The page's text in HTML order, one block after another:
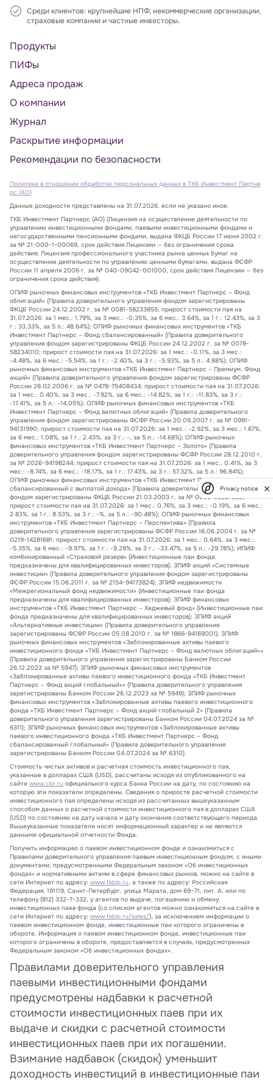
Среди клиентов: крупнейшие НПФ, некоммерческие организации,
страховые компании и частные инвесторы.
Продукты
ПИФы
Адреса продаж
О компании
Журнал
Раскрытие информации
Рекомендации по безопасности
Политика в отношении обработки персональных данных в ТКБ Инвестмент Партне
рс (АО)
Данные доходности представлены на 31.07.2026, если не указано иное.
ТКБ Инвестмент Партнерс (АО) (Лицензия на осуществление деятельности по
управлению инвестиционными фондами, паевыми инвестиционными фондами и
негосударственными пенсионными фондами, выдана ФКЦБ России 17 июня 2002 г.
за № 21-000-1-00069, срок действия Лицензии — без ограничения срока
действия; Лицензия профессионального участника рынка ценных бумаг на
осуществление деятельности по управлению ценными бумагами, выдана ФСФР
России 11 апреля 2006 г. за № 040-09042-001000, срок действия Лицензии — без
ограничения срока действия).
ОПИФ рыночных финансовых инструментов «ТКБ Инвестмент Партнерс – Фонд
облигаций» (Правила доверительного управления фондом зарегистрированы
ФКЦБ России 24.12.2002 г. за № 0081-58233855; прирост стоимости пая на
31.07.2026: за 1 мес.: 1.79%, за 3 мес.: -0.35%, за 6 мес.: 3.64%, за 1 г.: 12.43%, за 3
г.: 33.33%, за 5 л.: 48.64%); ОПИФ рыночных финансовых инструментов «ТКБ
Инвестмент Партнерс – Фонд сбалансированный» (Правила доверительного
управления фондом зарегистрированы ФКЦБ России 24.12.2002 г. за № 0078-
58234010; прирост стоимости пая на 31.07.2026: за 1 мес.: -0.11%, за 3 мес.:
-4.48%, за 6 мес.: -5.54%, за 1 г.: -2.40%, за 3 г.: -5.93%, за 5 л.: 4.88%); ОПИФ
рыночных финансовых инструментов «ТКБ Инвестмент Партнерс – Премиум. Фонд
акций» (Правила доверительного управления фондом зарегистрированы ФСФР
России 28.02.2006 г. за № 0478-75408434; прирост стоимости пая на 31.07.2026:
за 1 мес.: 0.40%, за 3 мес.: -7.92%, за 6 мес.: -14.82%, за 1 г.: -11.83%, за 3 г.:
-17.41%, за 5 л.: -14.05%); ОПИФ рыночных финансовых инструментов «ТКБ
Инвестмент Партнерс – Фонд валютных облигаций» (Правила доверительного
управления фондом зарегистрированы ФСФР России 20.09.2007 г. за № 0991-
94131990; прирост стоимости пая на 31.07.2026: за 1 мес.: -2.92%, за 3 мес.: 1.67%,
за 6 мес.: 1.08%, за 1 г.: 2.43%, за 3 г.: -, за 5 л.: -14.68%); ОПИФ рыночных
финансовых инструментов «ТКБ Инвестмент Партнерс – Золото» (Правила
доверительного управления фондом зарегистрированы ФСФР России 28.12.2010 г.
за № 2026-94198244; прирост стоимости пая на 31.07.2026: за 1 мес.: 0.41%, за 3
мес.: -8.74%, за 6 мес.: -18.17%, за 1 г.: 17.43%, за 3 г.: 57.32%, за 5 л.: 96.84%);
ОПИФ рыночных финансовых инструментов «ТКБ Инвестмент Партнерс – Фонд
сбалансированный с выплатой дохода» (Правила доверительного управления
фондом зарегистрированы ФКЦБ России 21.03.2003 г. за № 0096-58227323;
прирост стоимости пая на 31.07.2026: за 1 мес.: 0.76%, за 3 мес.: -0.19%, за 6 мес.:
2.83%, за 1 г.: 8.53%, за 3 г.: -%, за 5 л.: -90.48%); ОПИФ рыночных финансовых
инструментов «ТКБ Инвестмент Партнерс – Перспектива» (Правила
доверительного управления зарегистрированы ФСФР России 16.06.2004 г. за №
0219-14281681; прирост стоимости пая на 31.07.2026: за 1 мес.: 0.64%, за 3 мес.:
-5.35%, за 6 мес.: -9.97%, за 1 г.: -9.28%, за 3 г.: -33.47%, за 5 л.: -29.78%); ИПИФ
комбинированный «Страховой резерв» (Инвестиционные паи фонда
предназначены для квалифицированных инвесторов); ЗПИФ акций «Системные
инвестиции» (Правила доверительного управления фондом зарегистрированы
ФСФР России 15.06.2011 г. за № 2154-94173824); ЗПИФ недвижимости
«Межрегиональный фонд недвижимости» (Инвестиционные паи фонда
предназначены для квалифицированных инвесторов); ЗПИФ финансовых
инструментов «ТКБ Инвестмент Партнерс – Хеджевый фонд» (Инвестиционные паи
фонда предназначены для квалифицированных инвесторов); ЗПИФ акций
«Альтернативные инвестиции» (Правила доверительного управления
зарегистрированы ФСФР России 05.08.2010 г. за № 1866-94169001); ЗПИФ
рыночных финансовых инструментов «Заблокированные активы паевого
инвестиционного фонда «ТКБ Инвестмент Партнерс – Фонд валютных облигаций»»
(Правила доверительного управления зарегистрированы Банком России
26.12.2023 за № 5947); ЗПИФ рыночных финансовых инструментов
«Заблокированные активы паевого инвестиционного фонда «ТКБ Инвестмент
Партнерс – Фонд акций глобальный»» (Правила доверительного управления
зарегистрированы Банком России 26.12.2023 за № 5949); ЗПИФ рыночных
финансовых инструментов «Заблокированные активы паевого инвестиционного
фонда «ТКБ Инвестмент Партнерс – Фонд акций глобальный 2» (Правила
доверительного управления зарегистрированы Банком России 04.07.2024 за №
6311); ЗПИФ рыночных финансовых инструментов «Заблокированные активы
паевого инвестиционного фонда «ТКБ Инвестмент Партнерс – Фонд
сбалансированный глобальный» (Правила доверительного управления
зарегистрированы Банком России 04.07.2024 за № 6310).
Стоимость чистых активов и расчетная стоимость инвестиционного пая,
указанные в долларах США (USD), рассчитаны исходя из опубликованного на
сайте www.cbr.ru официального курса Банка России на дату, по состоянию на
которую эти показатели определены. Сведения о приросте расчетной стоимости
инвестиционного пая определены исходя из рассчитанных вышеуказанным
способом данных о расчетной стоимости инвестиционного пая в долларах США
(USD) по состоянию на дату начала и дату окончания соответствующего периода.
Вышеуказанные показатели носят информационный характер и не являются
данными официальной отчетности Фонда.
Получить информацию о паевом инвестиционном фонде и ознакомиться с
Правилами доверительного управления паевым инвестиционным фондом, с иными
документами, предусмотренными Федеральным законом «Об инвестиционных
фондах» и нормативными актами в сфере финансовых рынков, можно на сайте в
сети Интернет по адресу: www.tkbip.ru, а также по адресу: Российская
Федерация, 191119, Санкт-Петербург, улица Марата, дом 69–71, лит. А, или по
телефону (812) 332-7-332, у агентов по выдаче, погашению и обмену
инвестиционных паев фонда (со списком агентов можно ознакомиться на сайте в
сети Интернет по адресу: www.tkbip.ru/sales/), за исключением информации о
паевом инвестиционном фонде, инвестиционные паи которого ограничены в
обороте. Информация о паевом инвестиционном фонде, инвестиционные паи
которого ограничены в обороте, предоставляется в случаях, предусмотренных
Федеральным законом «Об инвестиционных фондах».
Правилами доверительного управления
паевыми инвестиционными фондами
предусмотрены надбавки к расчетной
стоимости инвестиционных паев при их
выдаче и скидки с расчетной стоимости
инвестиционных паев при их погашении.
Взимание надбавок (скидок) уменьшит
доходность инвестиций в инвестиционные паи
Privacy notice